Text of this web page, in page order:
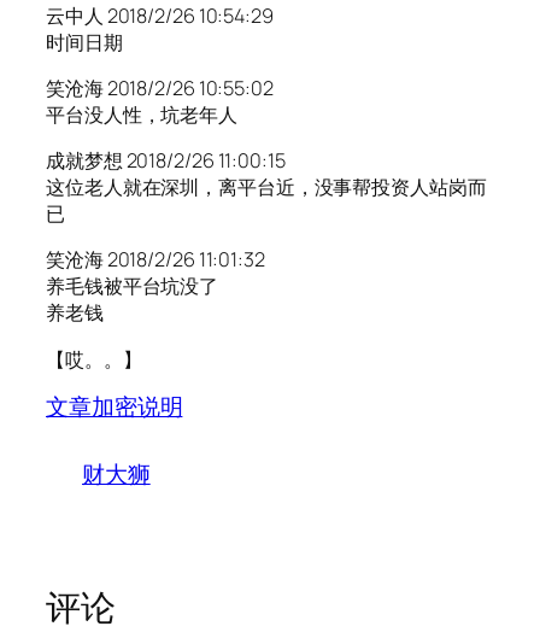
云中人 2018/2/26 10:54:29
时间日期
笑沧海 2018/2/26 10:55:02
平台没人性，坑老年人
成就梦想 2018/2/26 11:00:15
这位老人就在深圳，离平台近，没事帮投资人站岗而
已
笑沧海 2018/2/26 11:01:32
养毛钱被平台坑没了
养老钱
【哎。。】
文章加密说明
财大狮
评论